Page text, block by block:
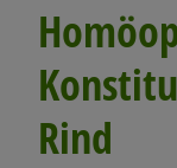
Rind